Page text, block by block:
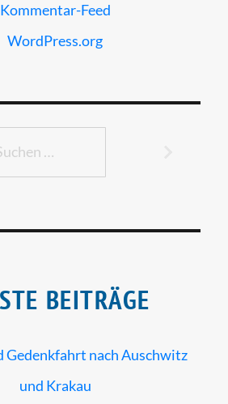
Kommentar-Feed
WordPress.org
BEITRÄGE
Gedenkfahrt nach Auschwitz
und Krakau